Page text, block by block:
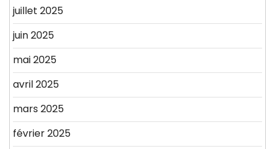
juillet 2025
juin 2025
mai 2025
avril 2025
mars 2025
février 2025